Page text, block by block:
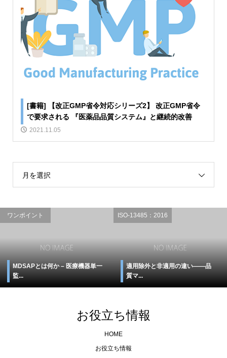
[書籍] 【改正GMP省令対応シリーズ2】 改正GMP省令
で要求される 『医薬品品質システム』と継続的改善
2021.11.05
月を選択
ワンポイント
MDSAPとは何か – 医療機器単一
監...
ISO-13485：2016
適用除外と非適用の違い――品
質マ...
お役立ち情報
HOME
お役立ち情報